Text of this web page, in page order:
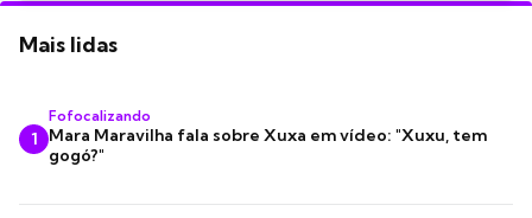
Mais lidas
1
Fofocalizando
Mara Maravilha fala sobre Xuxa em vídeo: "Xuxu, tem
gogó?"